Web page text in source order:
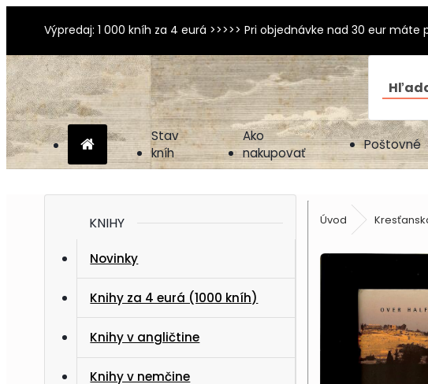
Výpredaj: 1 000 kníh za 4 eurá >>>>> Pri objednávke nad 30 eur
Stav
kníh
Ako
nakupovať
Poštovné
KNIHY
Novinky
Knihy za 4 eurá (1000 kníh)
Knihy v angličtine
Knihy v nemčine
Úvod